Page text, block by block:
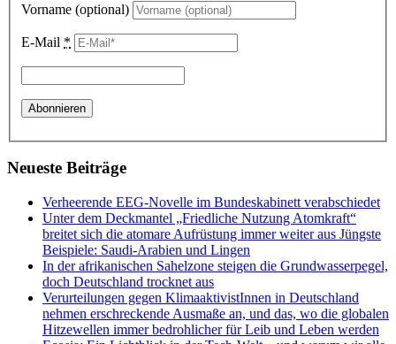
Vorname (optional)
E-Mail *
Neueste Beiträge
Verheerende EEG-Novelle im Bundeskabinett verabschiedet
Unter dem Deckmantel „Friedliche Nutzung Atomkraft“
breitet sich die atomare Aufrüstung immer weiter aus Jüngste
Beispiele: Saudi-Arabien und Lingen
In der afrikanischen Sahelzone steigen die Grundwasserpegel,
doch Deutschland trocknet aus
Verurteilungen gegen KlimaaktivistInnen in Deutschland
nehmen erschreckende Ausmaße an, und das, wo die globalen
Hitzewellen immer bedrohlicher für Leib und Leben werden